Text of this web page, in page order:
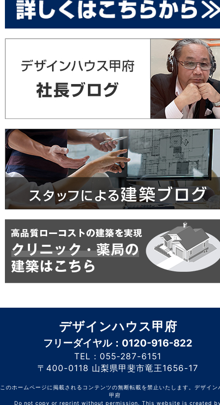
デザインハウス甲府
フリーダイヤル：0120-916-822
TEL：055-287-6151
〒400-0118 山梨県甲斐市竜王1656-17
このホームページに掲載されるコンテンツの無断転載を禁止いたします。デザイン
甲府
Do not copy or reprint without permission. This website is created